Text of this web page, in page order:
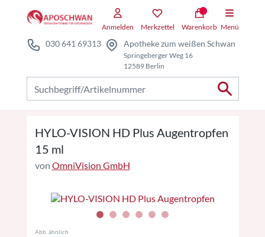
Anmelden Merkzettel Warenkorb Menü
030 641 69313 Apotheke zum weißen Schwan
Springeberger Weg 16
12589 Berlin
HYLO-VISION HD Plus Augentropfen
15 ml
von OmniVision GmbH
Abb. ähnlich